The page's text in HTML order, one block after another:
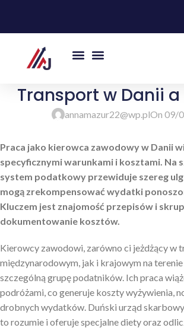
Transport w Danii
annamazur22@wp.plOn 09/
Praca jako kierowca zawodowy w Danii
specyficznymi warunkami i kosztami. Na
system podatkowy przewiduje szereg
mogą zrekompensować wydatki
Kluczem jest znajomość przepisów i
dokumentowanie kosztów.
Kierowcy zawodowi, zarówno ci jeżdżący w
międzynarodowym, jak i krajowym na
szczególną grupę podatników. Ich praca
podróżami, co generuje koszty wyżywienia,
drobnych wydatków. Duński urząd
to rozumie i oferuje specjalne diety oraz